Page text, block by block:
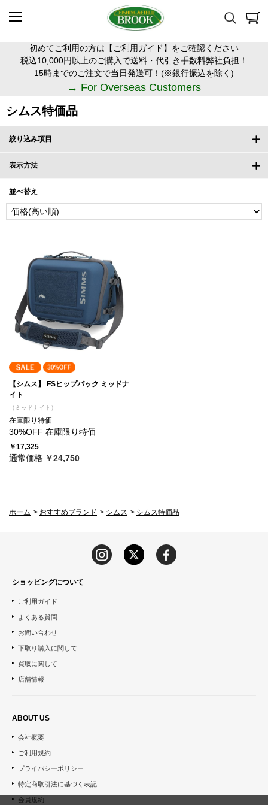
初めてご利用の方は【ご利用ガイド】をご確認ください
税込10,000円以上のご購入で送料・代引き手数料弊社負担！
15時までのご注文で当日発送可！(※銀行振込を除く)
→ For Overseas Customers
シムス特価品
絞り込み項目
表示方法
並べ替え
【シムス】 FSヒップパック ミッドナ
イト
（ミッドナイト）
在庫限り特価
30%OFF 在庫限り特価
￥17,325
通常価格 ￥24,750
ホーム > おすすめブランド > シムス > シムス特価品
ショッピングについて
ご利用ガイド
よくある質問
お問い合わせ
下取り購入に関して
買取に関して
店舗情報
ABOUT US
会社概要
ご利用規約
プライバシーポリシー
特定商取引法に基づく表記
会員規約